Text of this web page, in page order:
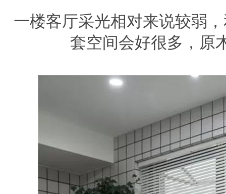
一楼客厅采光相对来说较弱
套空间会好很多，原